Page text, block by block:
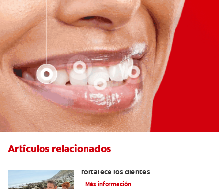
Artículos relacionados
fortalece los dientes
Más información